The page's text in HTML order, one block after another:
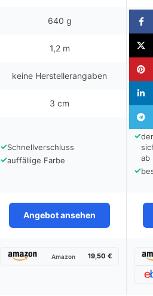
640 g
1,2 m
keine Herstellerangaben
3 cm
✓Schnellverschluss
✓auffällige Farbe
✓
ab
✓
Angebot ansehen
Amazon 19,50 €